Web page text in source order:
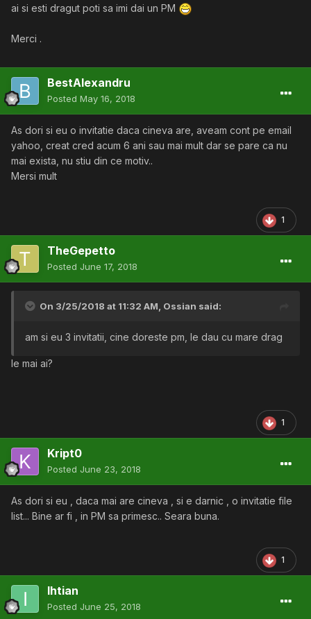
ai si esti dragut poti sa imi dai un PM
Merci .
BestAlexandru
Posted May 16, 2018
As dori si eu o invitatie daca cineva are, aveam cont pe email
yahoo, creat cred acum 6 ani sau mai mult dar se pare ca nu
mai exista, nu stiu din ce motiv..
Mersi mult
1
TheGepetto
Posted June 17, 2018
On 3/25/2018 at 11:32 AM, Ossian said:
am si eu 3 invitatii, cine doreste pm, le dau cu mare drag
le mai ai?
1
Kript0
Posted June 23, 2018
As dori si eu , daca mai are cineva , si e darnic , o invitatie file
list... Bine ar fi , in PM sa primesc.. Seara buna.
1
Ihtian
Posted June 25, 2018